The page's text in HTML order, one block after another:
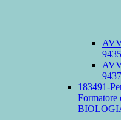
183491-